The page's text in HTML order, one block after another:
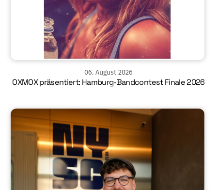
06. August 2026
OXMOX präsentiert: Hamburg-Bandcontest Finale 2026